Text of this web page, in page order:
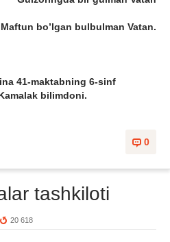
Maftun bo’lgan bulbulman Vatan.
41-maktabning 6-sinf
bilimdoni.
0
tashkiloti
20 618